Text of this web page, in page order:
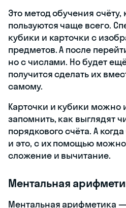
Это метод обучения
пользуются чаще всего.
кубики и карточки с
предметов. А после
но с числами. Но будет
получится сделать их
самому.
Карточки и кубики можно
запомнить, как выглядят
порядкового счёта. А
и это, с их помощью можно
сложение и вычитание.
Ментальная
Ментальная арифметика